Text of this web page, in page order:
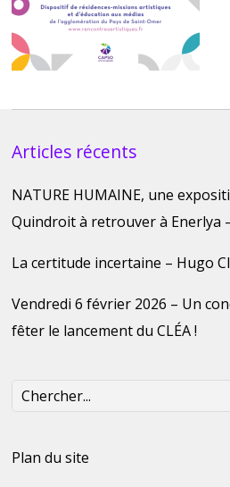
Articles récents
NATURE HUMAINE, une
Quindroit à retrouver à Enerlya
La certitude incertaine – Hugo
Vendredi 6 février 2026 – Un
fêter le lancement du CLÉA !
Plan du site